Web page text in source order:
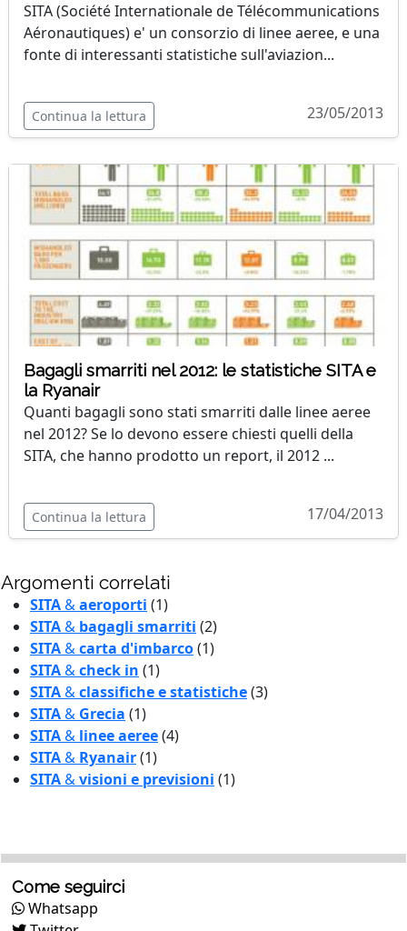
SITA (Société Internationale de Télécommunications
Aéronautiques) e' un consorzio di linee aeree, e una
fonte di interessanti statistiche sull'aviazion...
Continua la lettura 23/05/2013
Bagagli smarriti nel 2012: le statistiche SITA e
la Ryanair
Quanti bagagli sono stati smarriti dalle linee aeree
nel 2012? Se lo devono essere chiesti quelli della
SITA, che hanno prodotto un report, il 2012 ...
Continua la lettura 17/04/2013
Argomenti correlati
SITA&aeroporti (1)
SITA& bagagli smarriti (2)
SITA&carta d'imbarco(1)
SITA&check in (1)
SITA&classifiche e statistiche(3)
SITA& Grecia (1)
SITA& linee aeree(4)
SITA& Ryanair(1)
SITA&visioni e previsioni (1)
Come seguirci
Whatsapp